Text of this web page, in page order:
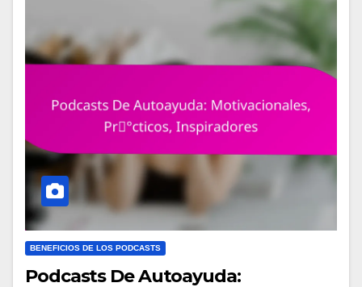
BENEFICIOS DE LOS PODCASTS
Podcasts De Autoayuda: